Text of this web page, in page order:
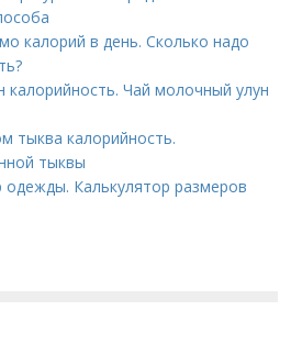
калорий в день. Сколько надо
калорийность. Чай молочный улун
тыква калорийность.
тыквы
Калькулятор размеров